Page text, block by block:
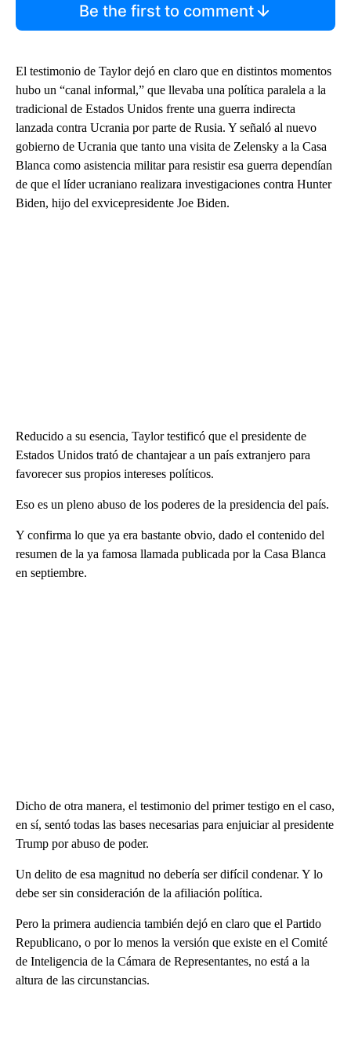
Be the first to comment
El testimonio de Taylor dejó en claro que en distintos momentos
hubo un “canal informal,” que llevaba una política paralela a la
tradicional de Estados Unidos frente una guerra indirecta
lanzada contra Ucrania por parte de Rusia. Y señaló al nuevo
gobierno de Ucrania que tanto una visita de Zelensky a la Casa
Blanca como asistencia militar para resistir esa guerra dependían
de que el líder ucraniano realizara investigaciones contra Hunter
Biden, hijo del exvicepresidente Joe Biden.
Reducido a su esencia, Taylor testificó que el presidente de
Estados Unidos trató de chantajear a un país extranjero para
favorecer sus propios intereses políticos.
Eso es un pleno abuso de los poderes de la presidencia del país.
Y confirma lo que ya era bastante obvio, dado el contenido del
resumen de la ya famosa llamada publicada por la Casa Blanca
en septiembre.
Dicho de otra manera, el testimonio del primer testigo en el caso,
en sí, sentó todas las bases necesarias para enjuiciar al presidente
Trump por abuso de poder.
Un delito de esa magnitud no debería ser difícil condenar. Y lo
debe ser sin consideración de la afiliación política.
Pero la primera audiencia también dejó en claro que el Partido
Republicano, o por lo menos la versión que existe en el Comité
de Inteligencia de la Cámara de Representantes, no está a la
altura de las circunstancias.